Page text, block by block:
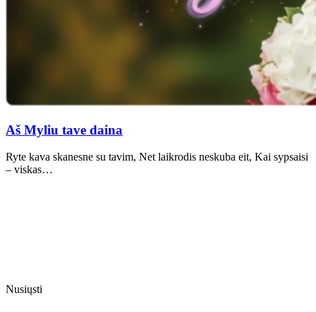
Aš Myliu tave daina
Ryte kava skanesne su tavim, Net laikrodis neskuba eit, Kai sypsaisi
– viskas…
Nusiųsti